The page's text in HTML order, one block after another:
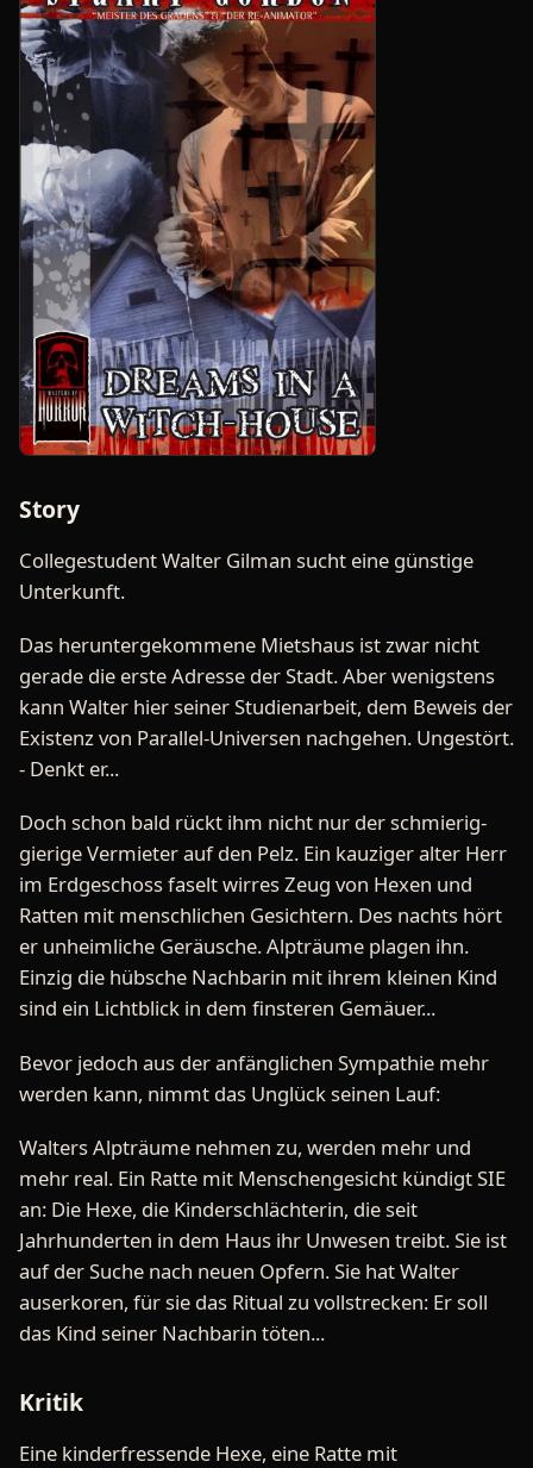
Story
Collegestudent Walter Gilman sucht eine günstige
Unterkunft.
Das heruntergekommene Mietshaus ist zwar nicht
gerade die erste Adresse der Stadt. Aber wenigstens
kann Walter hier seiner Studienarbeit, dem Beweis der
Existenz von Parallel-Universen nachgehen. Ungestört.
- Denkt er...
Doch schon bald rückt ihm nicht nur der schmierig-
gierige Vermieter auf den Pelz. Ein kauziger alter Herr
im Erdgeschoss faselt wirres Zeug von Hexen und
Ratten mit menschlichen Gesichtern. Des nachts hört
er unheimliche Geräusche. Alpträume plagen ihn.
Einzig die hübsche Nachbarin mit ihrem kleinen Kind
sind ein Lichtblick in dem finsteren Gemäuer...
Bevor jedoch aus der anfänglichen Sympathie mehr
werden kann, nimmt das Unglück seinen Lauf:
Walters Alpträume nehmen zu, werden mehr und
mehr real. Ein Ratte mit Menschengesicht kündigt SIE
an: Die Hexe, die Kinderschlächterin, die seit
Jahrhunderten in dem Haus ihr Unwesen treibt. Sie ist
auf der Suche nach neuen Opfern. Sie hat Walter
auserkoren, für sie das Ritual zu vollstrecken: Er soll
das Kind seiner Nachbarin töten...
Kritik
Eine kinderfressende Hexe, eine Ratte mit